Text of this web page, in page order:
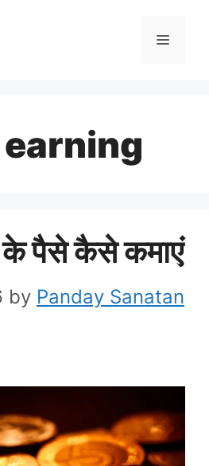
Menu
के पैसे कैसे कमाएं
by Panday Sanatan